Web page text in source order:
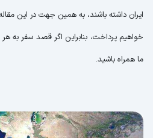
ایران داشته باشند، به همین جهت در این
خواهیم پرداخت، بنابراین اگر قصد سفر به هر
ما همراه باشید.